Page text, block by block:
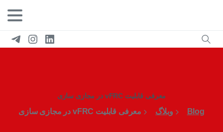
معرفی قابلیت vFRC در مجازی سازی
Blog وبلاگ معرفی قابلیت vFRC در مجازی سازی